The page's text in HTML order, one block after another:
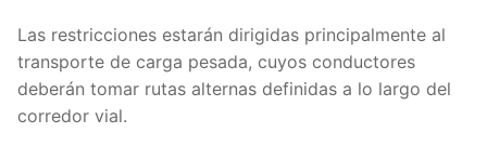
Las restricciones estarán dirigidas principalmente al
transporte de carga pesada, cuyos conductores
deberán tomar rutas alternas definidas a lo largo del
corredor vial.